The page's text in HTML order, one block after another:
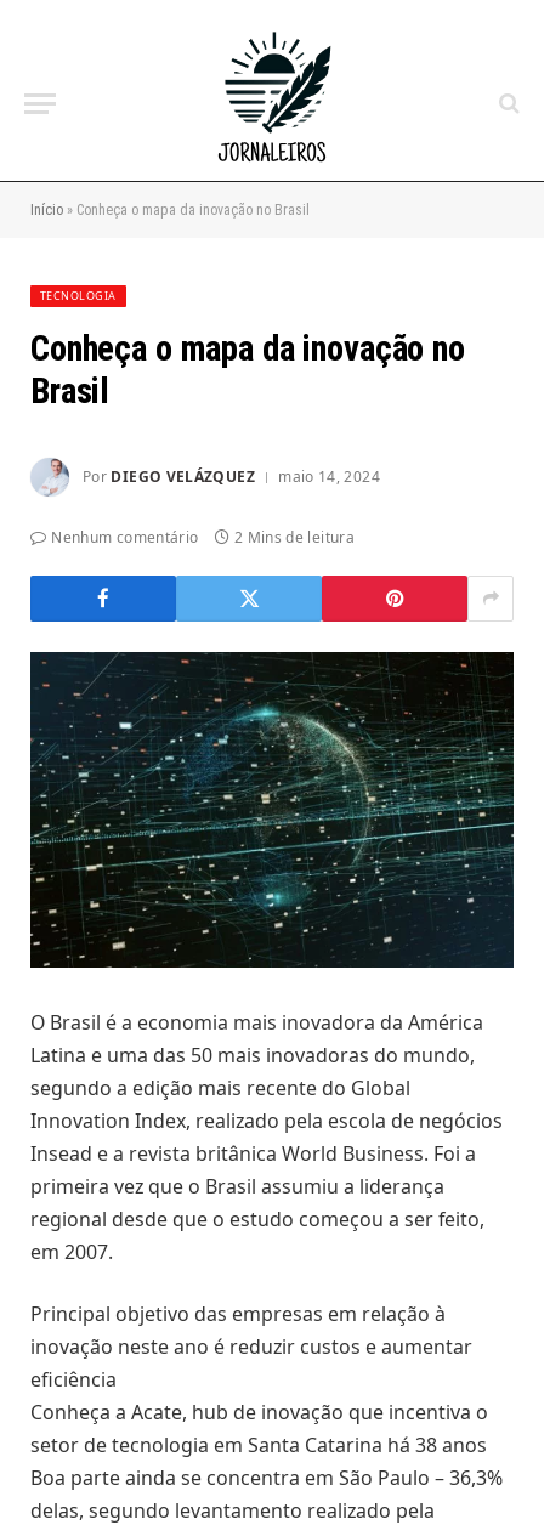
Início » Conheça o mapa da inovação no Brasil
TECNOLOGIA
Conheça o mapa da inovação no
Brasil
Por DIEGO VELÁZQUEZ maio 14, 2024
Nenhum comentário 2 Mins de leitura
O Brasil é a economia mais inovadora da América
Latina e uma das 50 mais inovadoras do mundo,
segundo a edição mais recente do Global
Innovation Index, realizado pela escola de negócios
Insead e a revista britânica World Business. Foi a
primeira vez que o Brasil assumiu a liderança
regional desde que o estudo começou a ser feito,
em 2007.
Principal objetivo das empresas em relação à
inovação neste ano é reduzir custos e aumentar
eficiência
Conheça a Acate, hub de inovação que incentiva o
setor de tecnologia em Santa Catarina há 38 anos
Boa parte ainda se concentra em São Paulo – 36,3%
delas, segundo levantamento realizado pela